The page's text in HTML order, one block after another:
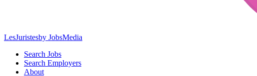
LesJuristesby JobsMedia
Search Jobs
Search Employers
About